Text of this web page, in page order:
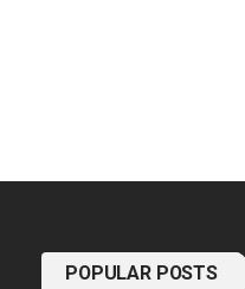
POPULAR POSTS